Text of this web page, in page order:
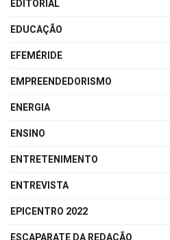
EDITORIAL
EDUCAÇÃO
EFEMÉRIDE
EMPREENDEDORISMO
ENERGIA
ENSINO
ENTRETENIMENTO
ENTREVISTA
EPICENTRO 2022